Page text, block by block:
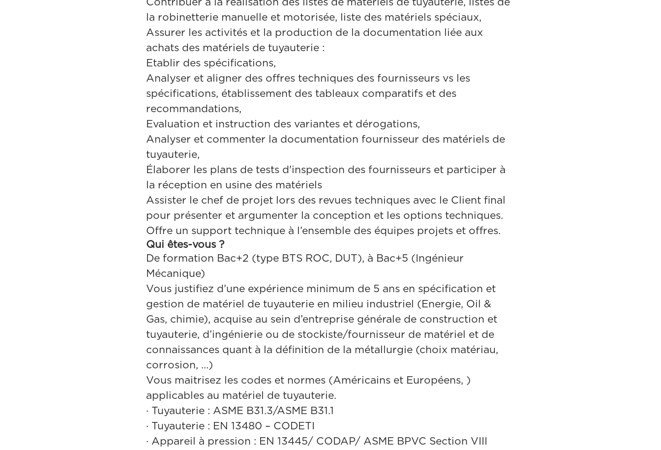
Contribuer à la réalisation des listes de matériels de tuyauterie, listes de
la robinetterie manuelle et motorisée, liste des matériels spéciaux,
Assurer les activités et la production de la documentation liée aux
achats des matériels de tuyauterie :
Etablir des spécifications,
Analyser et aligner des offres techniques des fournisseurs vs les
spécifications, établissement des tableaux comparatifs et des
recommandations,
Evaluation et instruction des variantes et dérogations,
Analyser et commenter la documentation fournisseur des matériels de
tuyauterie,
Élaborer les plans de tests d'inspection des fournisseurs et participer à
la réception en usine des matériels
Assister le chef de projet lors des revues techniques avec le Client final
pour présenter et argumenter la conception et les options techniques.
Offre un support technique à l’ensemble des équipes projets et offres.
Qui êtes-vous ?
De formation Bac+2 (type BTS ROC, DUT), à Bac+5 (Ingénieur
Mécanique)
Vous justifiez d’une expérience minimum de 5 ans en spécification et
gestion de matériel de tuyauterie en milieu industriel (Energie, Oil &
Gas, chimie), acquise au sein d’entreprise générale de construction et
tuyauterie, d’ingénierie ou de stockiste/fournisseur de matériel et de
connaissances quant à la définition de la métallurgie (choix matériau,
corrosion, …)
Vous maitrisez les codes et normes (Américains et Européens, )
applicables au matériel de tuyauterie.
· Tuyauterie : ASME B31.3/ASME B31.1
· Tuyauterie : EN 13480 – CODETI
· Appareil à pression : EN 13445/ CODAP/ ASME BPVC Section VIII